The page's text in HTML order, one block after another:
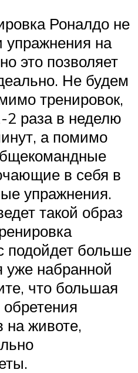
Роналдо не
упражнения на
это позволяет
Не будем
тренировок,
2 раза в неделю
а помимо
в себя в
упражнения.
такой образ
подойдет больше
уже набранной
что большая
на животе,